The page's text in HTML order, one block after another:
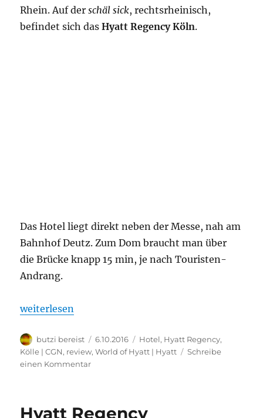
Rhein. Auf derschäl sick, rechtsrheinisch,
befindet sich dasHyatt Regency Köln.
Das Hotel liegt direkt neben der Messe, nah am
Bahnhof Deutz. Zum Dom braucht man über
die Brücke knapp 15 min, je nach Touristen-
Andrang.
„Hyatt Regency Köln – mit Domblick: Bewertung“
weiterlesen
Autor
butzi bereist
Veröffentlicht
am
6.10.2016 Kategorien
Hotel, Hyatt Regency,
Kölle | CGN, review,World of Hyatt | Hyatt
Schreibe
einen Kommentarzu
–
Hyatt Regency